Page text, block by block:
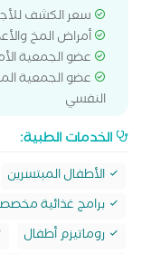
سعر الكشف للأجانب 260
أمراض المخ
عضو الجمعية
عضو الجمعية
النفسي
الخدمات الطبية:
الأطفال المبتسرين
برامج غذائية
روماتيزم أطفال